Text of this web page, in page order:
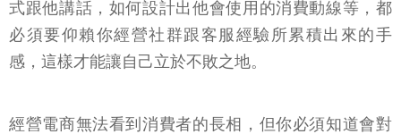
式跟他講話，如何設計出他會使用的消費動線等，都
必須要仰賴你經營社群跟客服經驗所累積出來的手
感，這樣才能讓自己立於不敗之地。
經營電商無法看到消費者的長相，但你必須知道會對